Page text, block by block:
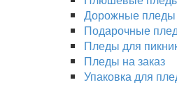
Дорожные пледы
Подарочные
Пледы для
Пледы на заказ
Упаковка для